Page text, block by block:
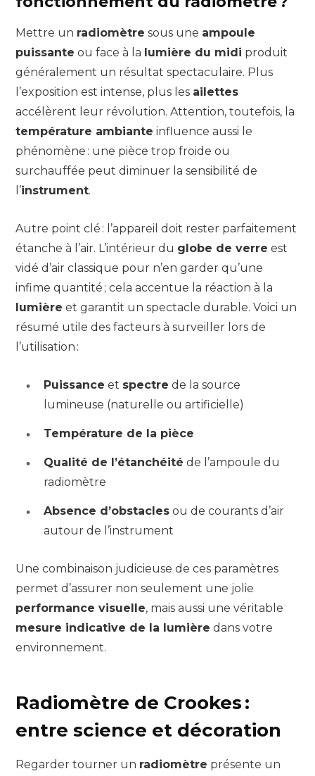
Mettre un radiomètre sous une ampoule
puissante ou face à la lumière du midi produit
généralement un résultat spectaculaire. Plus
l’exposition est intense, plus les ailettes
accélèrent leur révolution. Attention, toutefois, la
température ambiante influence aussi le
phénomène : une pièce trop froide ou
surchauffée peut diminuer la sensibilité de
l’instrument.
Autre point clé : l’appareil doit rester parfaitement
étanche à l’air. L’intérieur du globe de verre est
vidé d’air classique pour n’en garder qu’une
infime quantité ; cela accentue la réaction à la
lumière et garantit un spectacle durable. Voici un
résumé utile des facteurs à surveiller lors de
l’utilisation :
Puissance et spectre de la source
lumineuse (naturelle ou artificielle)
Température de la pièce
Qualité de l’étanchéité de l’ampoule du
radiomètre
Absence d’obstacles ou de courants d’air
autour de l’instrument
Une combinaison judicieuse de ces paramètres
permet d’assurer non seulement une jolie
performance visuelle, mais aussi une véritable
mesure indicative de la lumière dans votre
environnement.
Radiomètre de Crookes :
entre science et décoration
Regarder tourner un radiomètre présente un